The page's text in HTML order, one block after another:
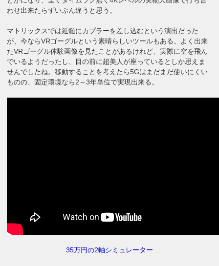
わせ出来たらずいぶん違うと思う。
マトリックスでは延髄にカプラーを差し込むという演出だった
が、今ならVRゴーグルという素晴らしいツールもある。よく出来
たVRゴーグル体験画像を見たことがあるけれど、実際に空を飛ん
でいるようだったし、目の前に超美人が座っているとしか思えま
せんでしたね。移動することを考えたら5Gはまだまだ使いにくい
ものの、固定環境なら2～3年単位で実現出来る。
35万円の2軸シミュレーター